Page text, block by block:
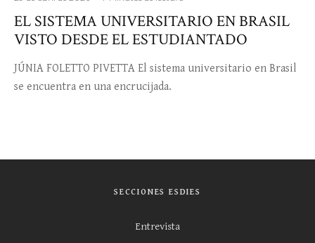
EL SISTEMA UNIVERSITARIO EN BRASIL
VISTO DESDE EL ESTUDIANTADO
JÚNIA FOLETTO PIVETTA El sistema universitario en Brasil
se encuentra en una encrucijada.
SECCIONES ESDIES
Entrevista